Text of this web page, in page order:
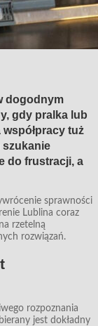
dogodnym
gdy pralka lub
współpracy tuż
szukanie
do frustracji, a
sprawności
Lublina coraz
rzetelną
rozwiązań.
rozpoznania
jest dokładny